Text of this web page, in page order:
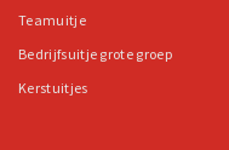
Teamuitje
Bedrijfsuitje grote groep
Kerstuitjes